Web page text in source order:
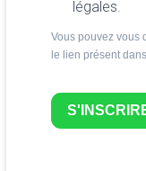
légales.
Vous pouvez vous
le lien présent